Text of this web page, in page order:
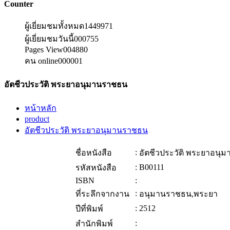
Counter
ผู้เยี่ยมชมทั้งหมด1449971
ผู้เยี่ยมชมวันนี้000755
Pages View004880
คน online000001
อัตชีวประวัติ พระยาอนุมานราชธน
หน้าหลัก
product
อัตชีวประวัติ พระยาอนุมานราชธน
ชื่อหนังสือ : อัตชีวประวัติ พระยาอนุม
รหัสหนังสือ
: B00111
ISBN
:
ที่ระลึกจากงาน
: อนุมานราชธน,พระยา
ปีที่พิมพ์
: 2512
สำนักพิมพ์
: